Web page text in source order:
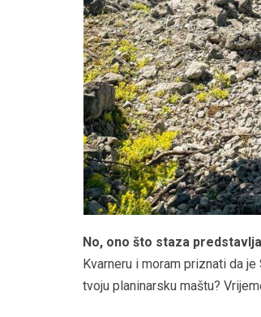
No, ono što staza
Kvarneru i moram priznati da
tvoju planinarsku maštu?